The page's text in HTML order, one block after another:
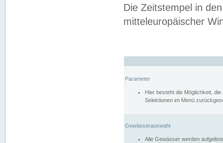
Die Zeitstempel in
mitteleuropäischer
Parameter
Hier besteht die Möglichkeit,
Selektionen im Menü
Gewässerauswahl
Alle Gewässer werden